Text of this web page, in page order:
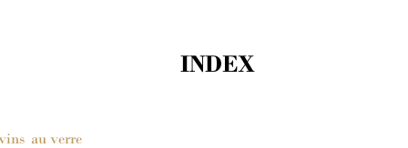
INDEX
au verre